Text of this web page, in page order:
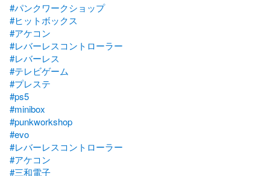
#パンクワークショップ
#ヒットボックス
#アケコン
#レバーレスコントローラー
#レバーレス
#テレビゲーム
#プレステ
#ps5
#minibox
#punkworkshop
#evo
#レバーレスコントローラー
#アケコン
#三和電子